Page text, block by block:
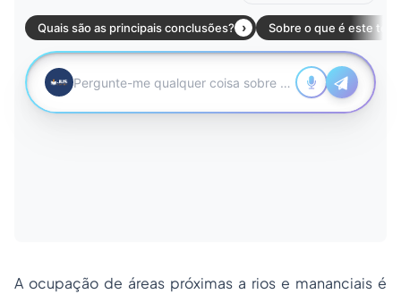
A ocupação de áreas próximas a rios e mananciais é